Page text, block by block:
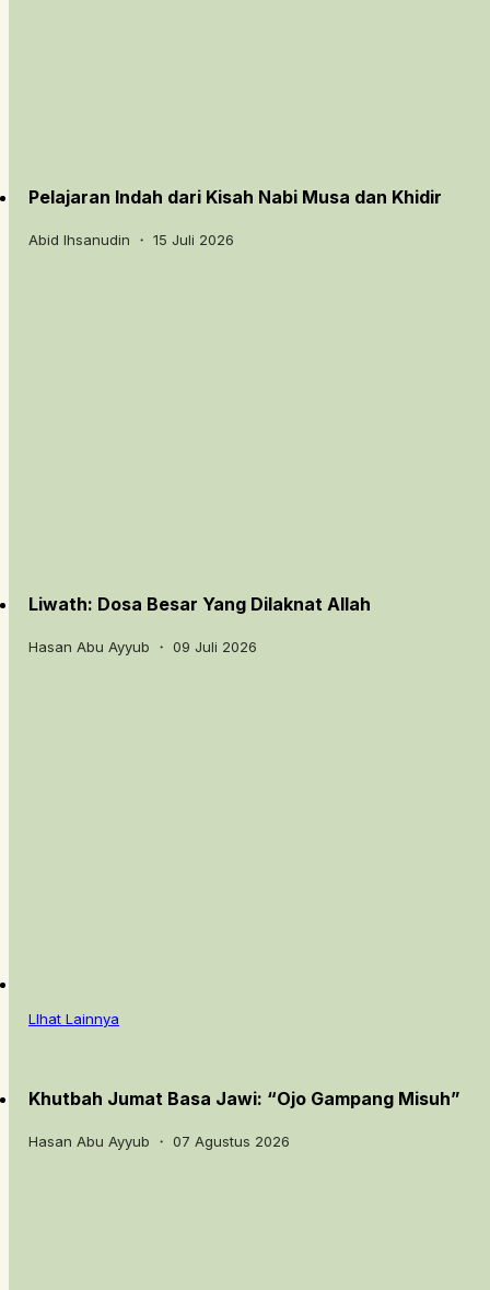
Pelajaran Indah dari Kisah Nabi Musa dan Khidir
Abid Ihsanudin ・ 15 Juli 2026
Liwath: Dosa Besar Yang Dilaknat Allah
Hasan Abu Ayyub ・ 09 Juli 2026
LIhat Lainnya
Khutbah Jumat Basa Jawi: “Ojo Gampang Misuh”
Hasan Abu Ayyub ・ 07 Agustus 2026